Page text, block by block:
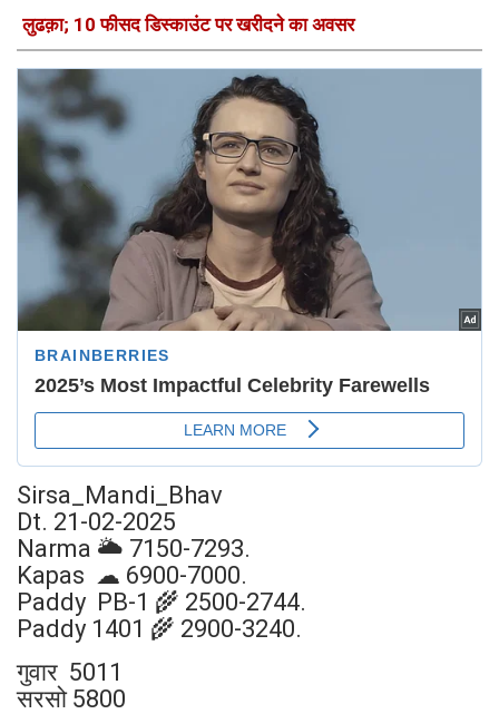
लुढक़ा; 10 फीसद डिस्काउंट पर खरीदने का अवसर
Sirsa_Mandi_Bhav
Dt. 21-02-2025
Narma 🌥 7150-7293.
Kapas ☁ 6900-7000.
Paddy PB-1 🌾 2500-2744.
Paddy 1401 🌾 2900-3240.
गुवार 5011
सरसो 5800